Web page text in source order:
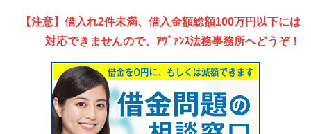
【注意】借入れ2件未満、借入金額総額100万円以下には
対応できませんので、ｱｳﾞｧﾝｽ法務事務所へどうぞ！